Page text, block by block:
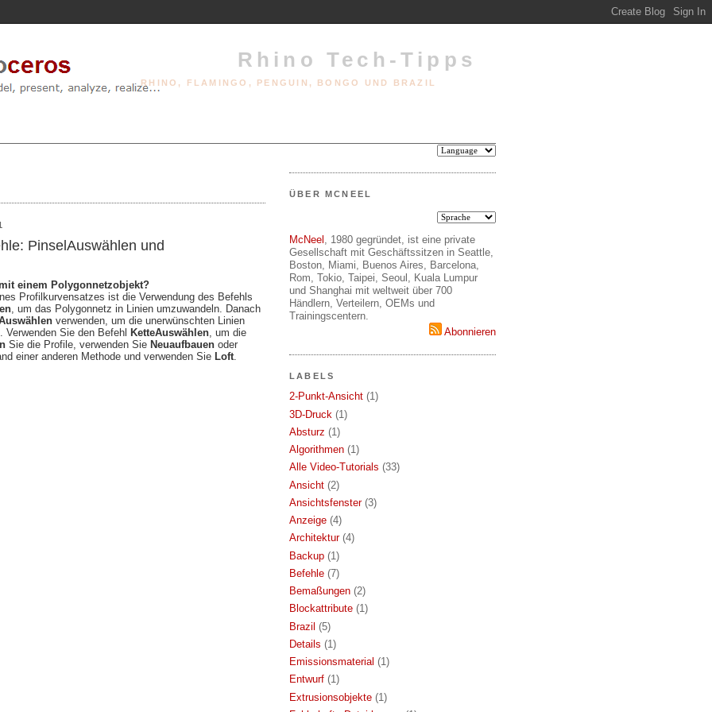
Rhino Tech-Tipps
RHINO, FLAMINGO, PENGUIN, BONGO UND BRAZIL
PinselAuswählen und
einem Polygonnetzobjekt?
Profilkurvensatzes ist die Verwendung des Befehls
, um das Polygonnetz in Linien umzuwandeln. Danach
verwenden, um die unerwünschten Linien
Sie den Befehl KetteAuswählen, um die
Sie die Profile, verwenden Sie Neuaufbauen oder
einer anderen Methode und verwenden Sie Loft.
ÜBER MCNEEL
McNeel , 1980 gegründet, ist eine private
Gesellschaft mit Geschäftssitzen in Seattle,
Boston, Miami, Buenos Aires, Barcelona,
Rom, Tokio, Taipei, Seoul, Kuala Lumpur
und Shanghai mit weltweit über 700
Händlern, Verteilern, OEMs und
Trainingscentern.
Abonnieren
LABELS
2-Punkt-Ansicht (1)
3D-Druck (1)
Absturz (1)
Algorithmen (1)
Alle Video-Tutorials (33)
Ansicht (2)
Ansichtsfenster (3)
Anzeige (4)
Architektur (4)
Backup (1)
Befehle (7)
Bemaßungen (2)
Blockattribute (1)
Brazil (5)
Details (1)
Emissionsmaterial (1)
Entwurf (1)
Extrusionsobjekte (1)